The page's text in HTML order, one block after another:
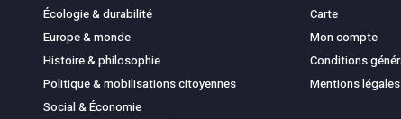
Écologie & durabilité
Europe & monde
Histoire & philosophie
Politique & mobilisations citoyennes
Social & Économie
Carte
Mon compte
Conditions
Mentions légales